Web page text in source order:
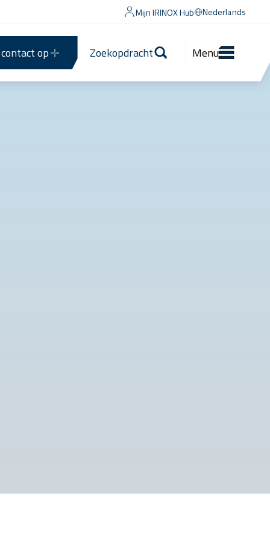
Mijn IRINOX Hub Nederlands
op Zoekopdracht Menu